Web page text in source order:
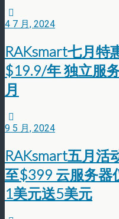
4 7 月, 2024
RAKsmart七月特
$19.9/年 独立服
月
9 5 月, 2024
RAKsmart五月活
至$399 云服务器
1美元送5美元